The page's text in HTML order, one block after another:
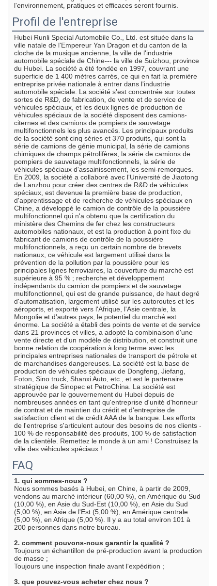
l'environnement, pratiques et efficaces seront fournis.
Profil de l'entreprise
Hubei Runli Special Automobile Co., Ltd. est située dans la
ville natale de l'Empereur Yan Dragon et du canton de la
cloche de la musique ancienne, la ville de l'industrie
automobile spéciale de Chine--- la ville de Suizhou, province
du Hubei. La société a été fondée en 1997, couvrant une
superficie de 1 400 mètres carrés, ce qui en fait la première
entreprise privée nationale à entrer dans l'industrie
automobile spéciale. La société s'est concentrée sur toutes
sortes de R&D, de fabrication, de vente et de service de
véhicules spéciaux, et les deux lignes de production de
véhicules spéciaux de la société disposent des camions-
citernes et des camions de pompiers de sauvetage
multifonctionnels les plus avancés. Les principaux produits
de la société sont cinq séries et 370 produits, qui sont la
série de camions de génie municipal, la série de camions
chimiques de champs pétrolifères, la série de camions de
pompiers de sauvetage multifonctionnels, la série de
véhicules spéciaux d'assainissement, les semi-remorques.
En 2009, la société a collaboré avec l'Université de Jiaotong
de Lanzhou pour créer des centres de R&D de véhicules
spéciaux, est devenue la première base de production,
d'apprentissage et de recherche de véhicules spéciaux en
Chine, a développé le camion de contrôle de la poussière
multifonctionnel qui n'a obtenu que la certification du
ministère des Chemins de fer chez les constructeurs
automobiles nationaux, et est la production à point fixe du
fabricant de camions de contrôle de la poussière
multifonctionnels, a reçu un certain nombre de brevets
nationaux, ce véhicule est largement utilisé dans la
prévention de la pollution par la poussière pour les
principales lignes ferroviaires, la couverture du marché est
supérieure à 95 % ; recherche et développement
indépendants du camion de pompiers et de sauvetage
multifonctionnel, qui est de grande puissance, de haut degré
d'automatisation, largement utilisé sur les autoroutes et les
aéroports, et exporté vers l'Afrique, l'Asie centrale, la
Mongolie et d'autres pays, le potentiel du marché est
énorme. La société a établi des points de vente et de service
dans 21 provinces et villes, a adopté la combinaison d'une
vente directe et d'un modèle de distribution, et construit une
bonne relation de coopération à long terme avec les
principales entreprises nationales de transport de pétrole et
de marchandises dangereuses. La société est la base de
production de véhicules spéciaux de Dongfeng, Jiefang,
Foton, Sino truck, Shanxi Auto, etc., et est le partenaire
stratégique de Sinopec et PetroChina. La société est
approuvée par le gouvernement du Hubei depuis de
nombreuses années en tant qu'entreprise d'unité d'honneur
de contrat et de maintien du crédit et d'entreprise de
satisfaction client et de crédit AAA de la banque. Les efforts
de l'entreprise s'articulent autour des besoins de nos clients -
100 % de responsabilité des produits, 100 % de satisfaction
de la clientèle. Remettez le monde à un ami ! Construisez la
ville des véhicules spéciaux !
FAQ
1. qui sommes-nous ?
Nous sommes basés à Hubei, en Chine, à partir de 2009,
vendons au marché intérieur (60,00 %), en Amérique du Sud
(10,00 %), en Asie du Sud-Est (10,00 %), en Asie du Sud
(5,00 %), en Asie de l'Est (5,00 %), en Amérique centrale
(5,00 %), en Afrique (5,00 %). Il y a au total environ 101 à
200 personnes dans notre bureau.
2. comment pouvons-nous garantir la qualité ?
Toujours un échantillon de pré-production avant la production
de masse ;
Toujours une inspection finale avant l'expédition ;
3. que pouvez-vous acheter chez nous ?